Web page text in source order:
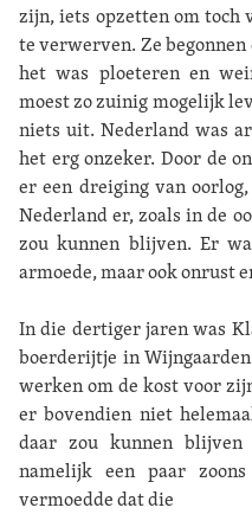
zijn, iets opzetten om toch
te verwerven. Ze
het was ploeteren en
moest zo zuinig mogelijk
niets uit. Nederland was
het erg onzeker. Door de
er een dreiging van
Nederland er, zoals in de
zou kunnen blijven. Er
armoede, maar ook onrust
In die dertiger jaren was
boerderijtje in
werken om de kost voor
er bovendien niet
daar zou kunnen blijven
namelijk een paar
vermoedde dat die